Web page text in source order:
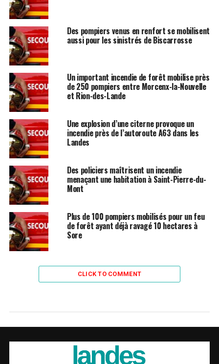
Des pompiers venus en renfort se mobilisent
aussi pour les sinistrés de Biscarrosse
Un important incendie de forêt mobilise près
de 250 pompiers entre Morcenx-la-Nouvelle
et Rion-des-Lande
Une explosion d’une citerne provoque un
incendie près de l’autoroute A63 dans les
Landes
Des policiers maîtrisent un incendie
menaçant une habitation à Saint-Pierre-du-
Mont
Plus de 100 pompiers mobilisés pour un feu
de forêt ayant déjà ravagé 10 hectares à
Sore
CLICK TO COMMENT